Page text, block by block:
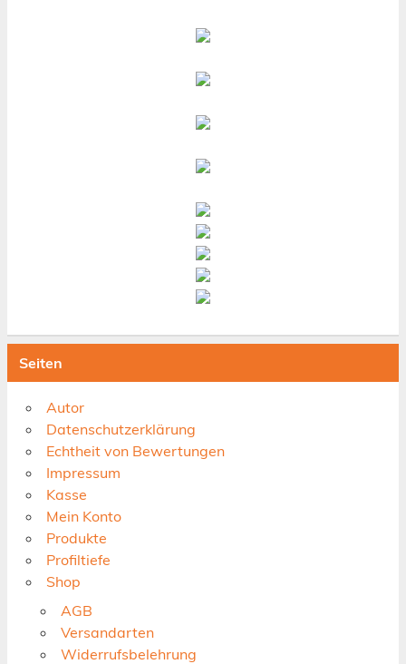
Seiten
Autor
Datenschutzerklärung
Echtheit von Bewertungen
Impressum
Kasse
Mein Konto
Produkte
Profiltiefe
Shop
AGB
Versandarten
Widerrufsbelehrung